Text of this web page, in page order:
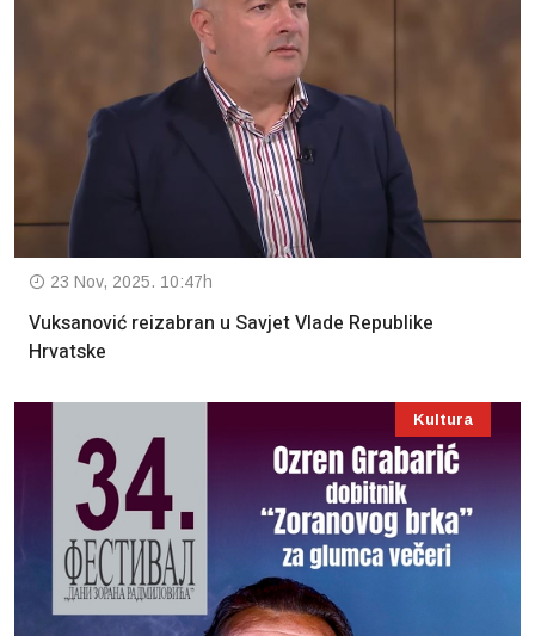
23 Nov, 2025. 10:47h
Vuksanović reizabran u Savjet Vlade Republike
Hrvatske
Kultura